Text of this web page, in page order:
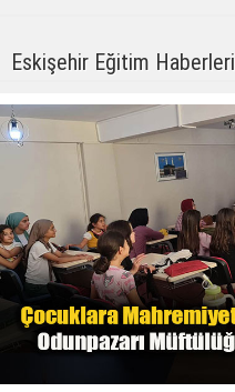
Eskişehir Eğitim Haberleri